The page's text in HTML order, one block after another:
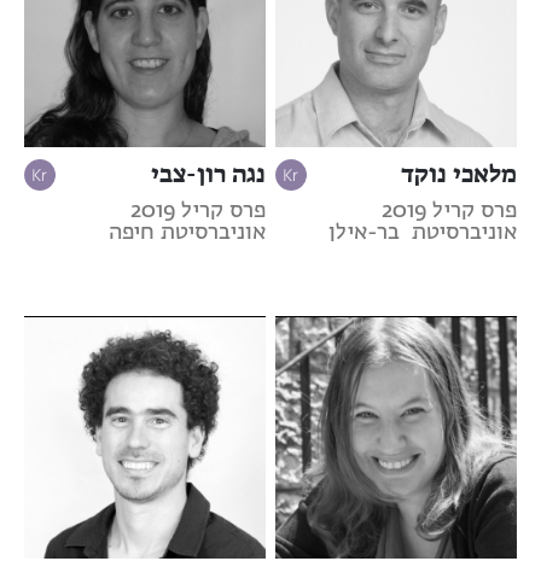
מלאכי נוקד
פרס קריל 2019
אוניברסיטת בר-אילן
נגה רון-צבי
פרס קריל 2019
אוניברסיטת חיפה